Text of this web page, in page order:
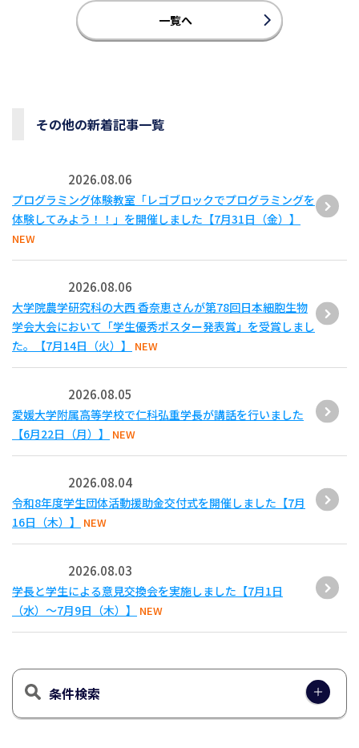
一覧へ
その他の新着記事一覧
2026.08.06
プログラミング体験教室「レゴブロックでプログラミングを
体験してみよう！！」を開催しました【7月31日（金）】
NEW
2026.08.06
大学院農学研究科の大西 香奈恵さんが第78回日本細胞生物
学会大会において「学生優秀ポスター発表賞」を受賞しまし
た。【7月14日（火）】
NEW
2026.08.05
愛媛大学附属高等学校で仁科弘重学長が講話を行いました
【6月22日（月）】
NEW
2026.08.04
令和8年度学生団体活動援助金交付式を開催しました【7月
16日（木）】
NEW
2026.08.03
学長と学生による意見交換会を実施しました【7月1日
（水）～7月9日（木）】
NEW
条件検索